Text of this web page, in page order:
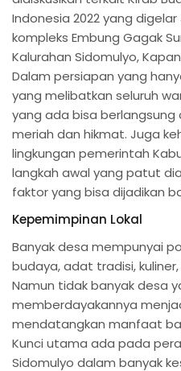
Indonesia 2022 yang
kompleks Embung Gagak
Kalurahan Sidomulyo,
Dalam persiapan yang
yang melibatkan seluruh
yang ada bisa berlangsung
meriah dan hikmat. Juga
lingkungan pemerintah
langkah awal yang patut
faktor yang bisa dijadikan
Kepemimpinan Lokal
Banyak desa mempunyai
budaya, adat tradisi,
Namun tidak banyak desa
memberdayakannya
mendatangkan manfaat
Kunci utama ada pada
Sidomulyo dalam banyak